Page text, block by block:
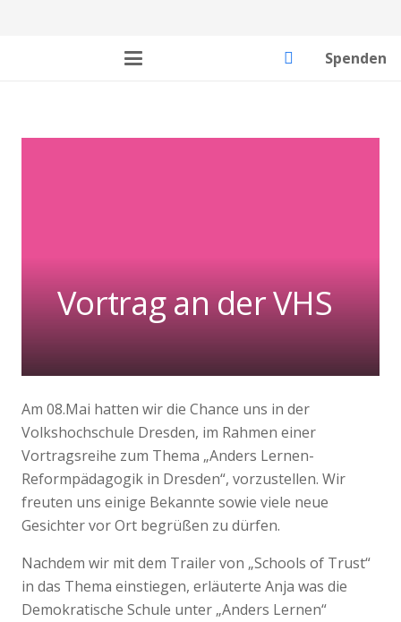
Spenden
Vortrag an der VHS
Am 08.Mai hatten wir die Chance uns in der
Volkshochschule Dresden, im Rahmen einer
Vortragsreihe zum Thema „Anders Lernen-
Reformpädagogik in Dresden“, vorzustellen. Wir
freuten uns einige Bekannte sowie viele neue
Gesichter vor Ort begrüßen zu dürfen.
Nachdem wir mit dem Trailer von „Schools of Trust“
in das Thema einstiegen, erläuterte Anja was die
Demokratische Schule unter „Anders Lernen“